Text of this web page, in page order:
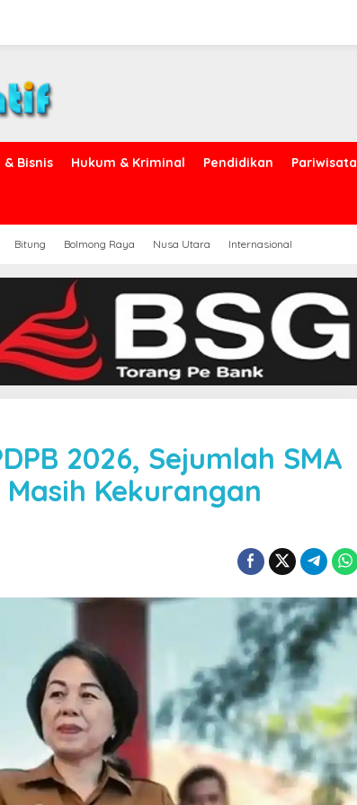
& Bisnis Hukum & Kriminal Pendidikan Pariwisata
Bitung Bolmong Raya Nusa Utara Internasional
2026, Sejumlah SMA
Kekurangan